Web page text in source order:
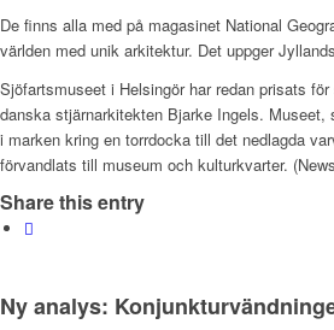
De finns alla med på magasinet National
världen med unik arkitektur. Det uppger
Sjöfartsmuseet i Helsingör har redan prisats
danska stjärnarkitekten Bjarke Ingels. Museet,
i marken kring en torrdocka till det nedlagda
förvandlats till museum och kulturkvarter.
Share this entry
Ny analys: